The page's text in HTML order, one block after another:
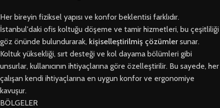
Her bireyin fiziksel yapısı ve konfor beklentisi farklıdır.
İstanbul'daki ofis koltuğu döşeme ve tamir hizmetleri, bu çeşitliliği
göz önünde bulundurarak, kişiselleştirilmiş çözümlersunar.
Koltuk yüksekliği, sırt desteği ve kol dayama bölümleri gibi
unsurlar, kullanıcının ihtiyaçlarına göre özelleştirilir. Bu sayede, her
çalışan kendi ihtiyaçlarına en uygun konfor ve ergonomiye
kavuşur.
BÖLGELER